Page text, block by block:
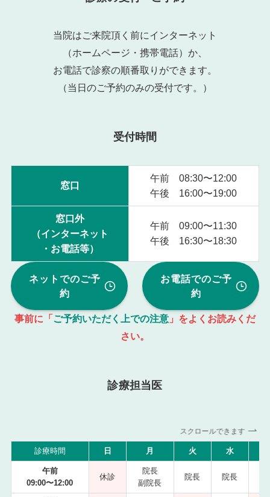
当院はご来院頂く前にインターネット
（ホームページ・携帯電話）か、
お電話で診察の順番取りができます。
（当日のご予約のみの受付です。）
受付時間
窓口
午前 08:30〜12:00
午後 16:00〜19:00
窓口外
（インターネット
・お電話等）
午前 09:00〜11:30
午後 16:30〜18:30
ネットでのご予
約
お電話でのご予
約
事前に「 ご予約いただく上での注意」をよくお読みくだ
さい。
診療担当医
スクロールできます
診療時間 日 月 火 水
午前
09:00〜12:00
休診
院長
副院長
院長 院長